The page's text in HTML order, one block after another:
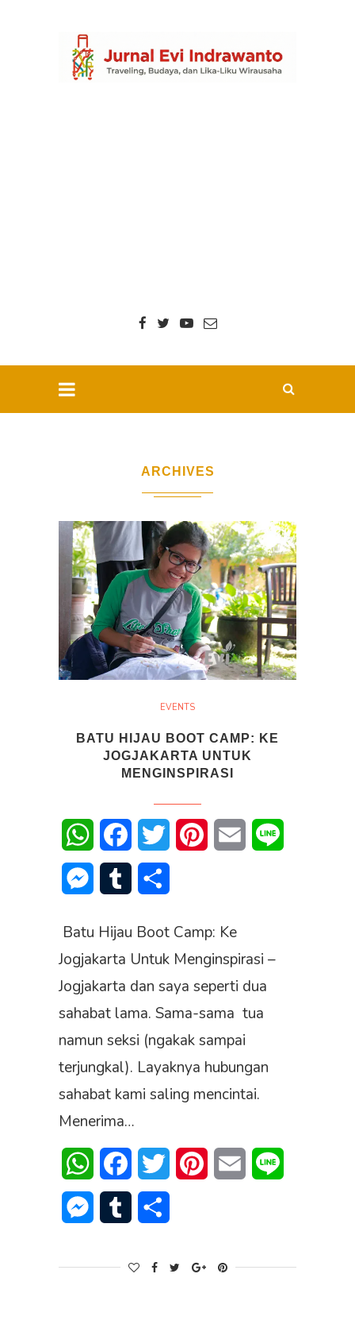
ARCHIVES
EVENTS
BATU HIJAU BOOT CAMP: KE
JOGJAKARTA UNTUK
MENGINSPIRASI
WhatsAppFacebookTwitter PinterestEmail
Messenger
Tumblr
Batu Hijau Boot Camp: Ke
Jogjakarta Untuk Menginspirasi –
Jogjakarta dan saya seperti dua
sahabat lama. Sama-sama tua
namun seksi (ngakak sampai
terjungkal). Layaknya hubungan
sahabat kami saling mencintai.
Menerima…
WhatsAppFacebookTwitter PinterestEmail
Messenger
Tumblr